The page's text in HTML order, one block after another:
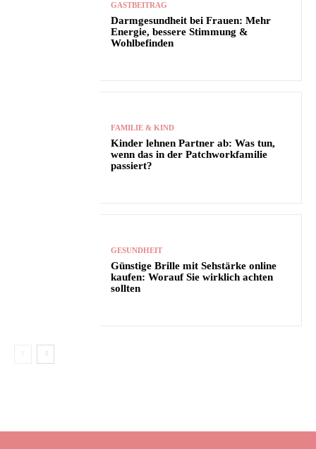
GASTBEITRAG
Darmgesundheit bei Frauen: Mehr
Energie, bessere Stimmung &
Wohlbefinden
FAMILIE & KIND
Kinder lehnen Partner ab: Was tun,
wenn das in der Patchworkfamilie
passiert?
GESUNDHEIT
Günstige Brille mit Sehstärke online
kaufen: Worauf Sie wirklich achten
sollten